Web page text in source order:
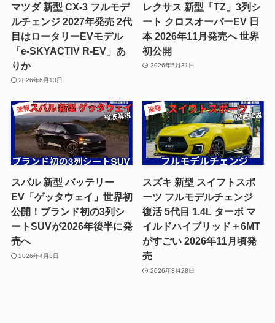
マツダ 新型 CX-3 フルモデ
ルチェンジ 2027年発売 2代
目はロータリーEVモデル
「e-SKYACTIV R-EV」あ
りか
2026年6月13日
レクサス 新型「TZ」3列シ
ート クロスオーバーEV 日
本 2026年11月発売へ 世界
初公開
2026年5月31日
スバル 新型 バッテリー
EV「ゲッタウェイ」世界初
公開！ブランド初の3列シ
ートSUVが2026年後半に発
売へ
2026年4月3日
スズキ 新型 スイフトスポ
ーツ フルモデルチェンジ
復活 5代目 1.4L ターボ マ
イルドハイブリッド＋6MT
がすごい 2026年11月頃発
売
2026年3月28日